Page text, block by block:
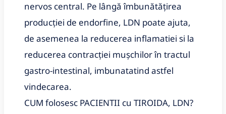
nervos central. Pe lângă îmbunătățirea
producției de endorfine, LDN poate ajuta,
de asemenea la reducerea inflamatiei si la
reducerea contracției mușchilor în tractul
gastro-intestinal, imbunatatind astfel
vindecarea.
CUM folosesc PACIENTII cu TIROIDA, LDN?